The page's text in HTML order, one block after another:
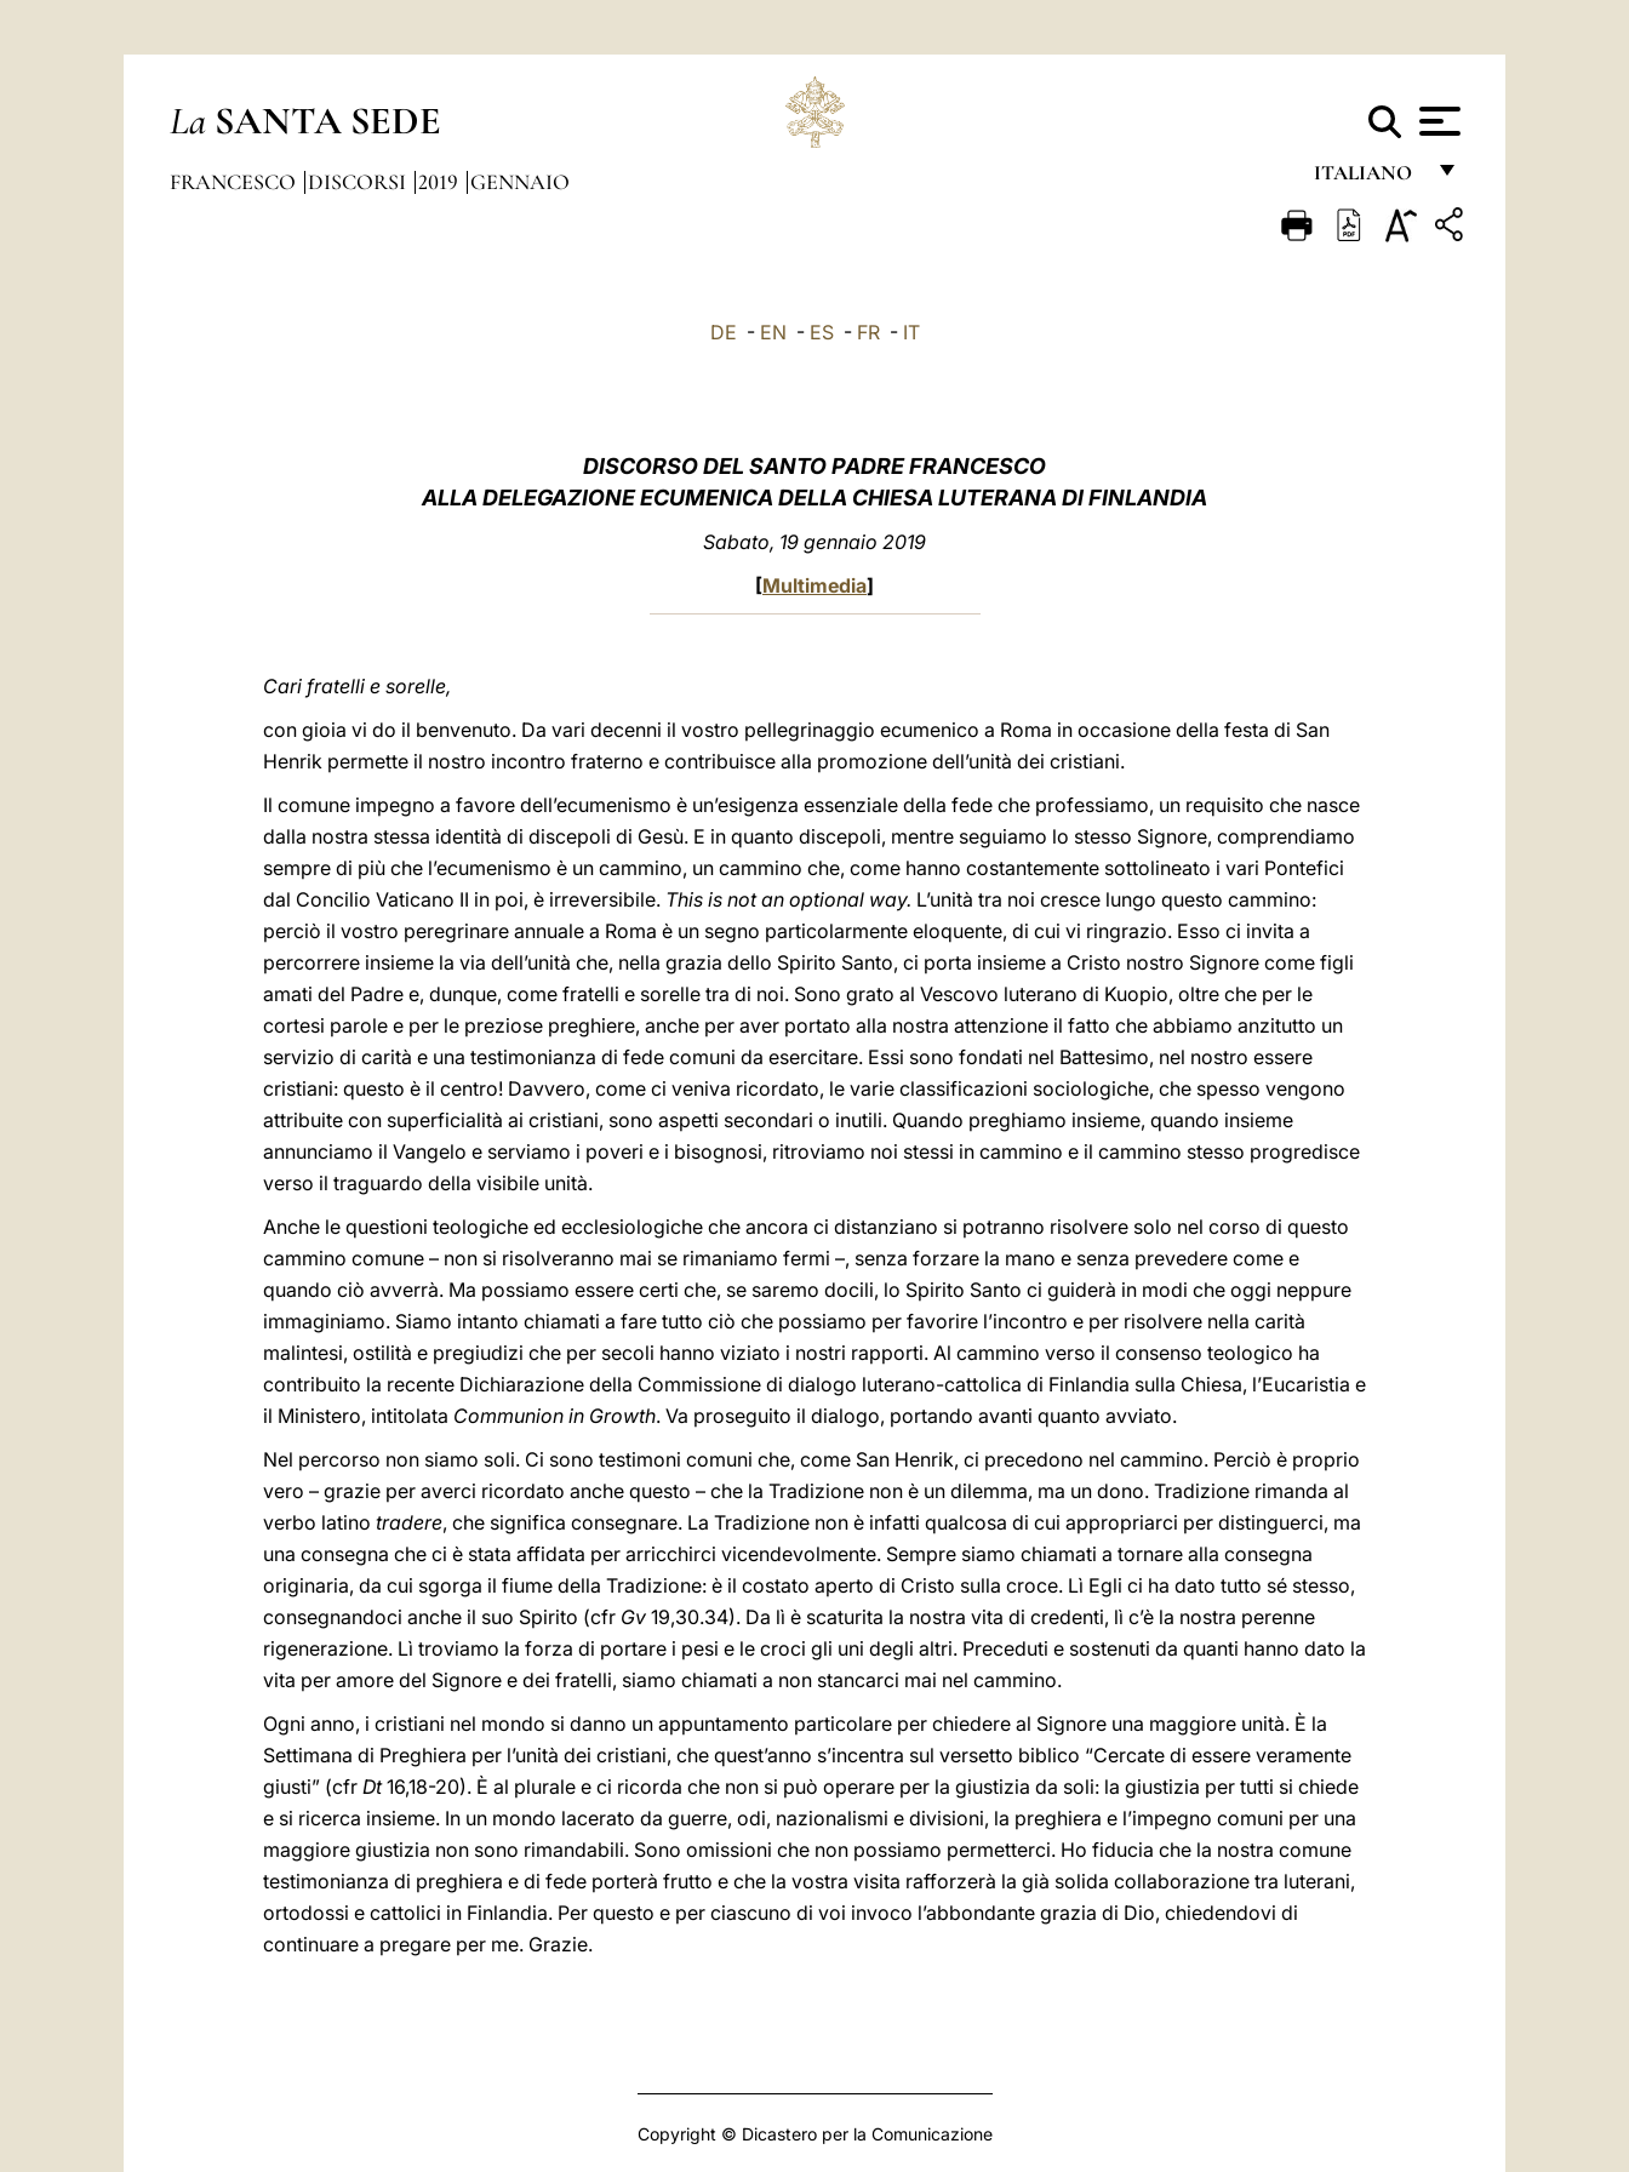
La SANTA SEDE
ITALIANO
FRANÇAIS
FRANCESCO DISCORSI 2019 GENNAIO
DE - EN - ES- FR- IT
DISCORSO DEL SANTO PADRE FRANCESCO
ALLA DELEGAZIONE ECUMENICA DELLA CHIESA LUTERANA DI FINLANDIA
Sabato, 19 gennaio 2019
[Multimedia]
Cari fratelli e sorelle,
con gioia vi do il benvenuto. Da vari decenni il vostro pellegrinaggio ecumenico a Roma in occasione della festa di San
Henrik permette il nostro incontro fraterno e contribuisce alla promozione dell’unità dei cristiani.
Il comune impegno a favore dell’ecumenismo è un’esigenza essenziale della fede che professiamo, un requisito che nasce
dalla nostra stessa identità di discepoli di Gesù. E in quanto discepoli, mentre seguiamo lo stesso Signore, comprendiamo
sempre di più che l’ecumenismo è un cammino, un cammino che, come hanno costantemente sottolineato i vari Pontefici
dal Concilio Vaticano II in poi, è irreversibile. This is not an optional way. L’unità tra noi cresce lungo questo cammino:
perciò il vostro peregrinare annuale a Roma è un segno particolarmente eloquente, di cui vi ringrazio. Esso ci invita a
percorrere insieme la via dell’unità che, nella grazia dello Spirito Santo, ci porta insieme a Cristo nostro Signore come figli
amati del Padre e, dunque, come fratelli e sorelle tra di noi. Sono grato al Vescovo luterano di Kuopio, oltre che per le
cortesi parole e per le preziose preghiere, anche per aver portato alla nostra attenzione il fatto che abbiamo anzitutto un
servizio di carità e una testimonianza di fede comuni da esercitare. Essi sono fondati nel Battesimo, nel nostro essere
cristiani: questo è il centro! Davvero, come ci veniva ricordato, le varie classificazioni sociologiche, che spesso vengono
attribuite con superficialità ai cristiani, sono aspetti secondari o inutili. Quando preghiamo insieme, quando insieme
annunciamo il Vangelo e serviamo i poveri e i bisognosi, ritroviamo noi stessi in cammino e il cammino stesso progredisce
verso il traguardo della visibile unità.
Anche le questioni teologiche ed ecclesiologiche che ancora ci distanziano si potranno risolvere solo nel corso di questo
cammino comune – non si risolveranno mai se rimaniamo fermi –, senza forzare la mano e senza prevedere come e
quando ciò avverrà. Ma possiamo essere certi che, se saremo docili, lo Spirito Santo ci guiderà in modi che oggi neppure
immaginiamo. Siamo intanto chiamati a fare tutto ciò che possiamo per favorire l’incontro e per risolvere nella carità
malintesi, ostilità e pregiudizi che per secoli hanno viziato i nostri rapporti. Al cammino verso il consenso teologico ha
contribuito la recente Dichiarazione della Commissione di dialogo luterano-cattolica di Finlandia sulla Chiesa, l’Eucaristia e
il Ministero, intitolata Communion in Growth. Va proseguito il dialogo, portando avanti quanto avviato.
Nel percorso non siamo soli. Ci sono testimoni comuni che, come San Henrik, ci precedono nel cammino. Perciò è proprio
vero – grazie per averci ricordato anche questo – che la Tradizione non è un dilemma, ma un dono. Tradizione rimanda al
verbo latino tradere, che significa consegnare. La Tradizione non è infatti qualcosa di cui appropriarci per distinguerci, ma
una consegna che ci è stata affidata per arricchirci vicendevolmente. Sempre siamo chiamati a tornare alla consegna
originaria, da cui sgorga il fiume della Tradizione: è il costato aperto di Cristo sulla croce. Lì Egli ci ha dato tutto sé stesso,
consegnandoci anche il suo Spirito (cfr Gv 19,30.34). Da lì è scaturita la nostra vita di credenti, lì c’è la nostra perenne
rigenerazione. Lì troviamo la forza di portare i pesi e le croci gli uni degli altri. Preceduti e sostenuti da quanti hanno dato la
vita per amore del Signore e dei fratelli, siamo chiamati a non stancarci mai nel cammino.
Ogni anno, i cristiani nel mondo si danno un appuntamento particolare per chiedere al Signore una maggiore unità. È la
Settimana di Preghiera per l’unità dei cristiani, che quest’anno s’incentra sul versetto biblico “Cercate di essere veramente
giusti” (cfr Dt16,18-20). È al plurale e ci ricorda che non si può operare per la giustizia da soli: la giustizia per tutti si chiede
e si ricerca insieme. In un mondo lacerato da guerre, odi, nazionalismi e divisioni, la preghiera e l’impegno comuni per una
maggiore giustizia non sono rimandabili. Sono omissioni che non possiamo permetterci. Ho fiducia che la nostra comune
testimonianza di preghiera e di fede porterà frutto e che la vostra visita rafforzerà la già solida collaborazione tra luterani,
ortodossi e cattolici in Finlandia. Per questo e per ciascuno di voi invoco l’abbondante grazia di Dio, chiedendovi di
continuare a pregare per me. Grazie.
Copyright © Dicastero per la Comunicazione